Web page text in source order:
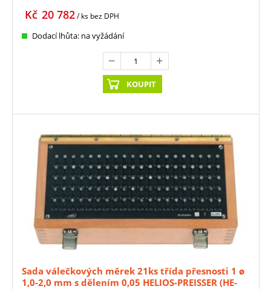
20 782
Kč / ks bez DPH
Dodací lhůta: na vyžádání
KOUPIT
Sada válečkových měrek 21ks třída přesnosti 1 ø
1,0-2,0 mm s dělením 0,05 HELIOS-PREISSER (HE-